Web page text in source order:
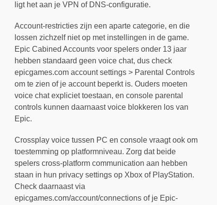
ligt het aan je VPN of DNS-configuratie.
Account-restricties zijn een aparte categorie, en die
lossen zichzelf niet op met instellingen in de game.
Epic Cabined Accounts voor spelers onder 13 jaar
hebben standaard geen voice chat, dus check
epicgames.com account settings > Parental Controls
om te zien of je account beperkt is. Ouders moeten
voice chat expliciet toestaan, en console parental
controls kunnen daarnaast voice blokkeren los van
Epic.
Crossplay voice tussen PC en console vraagt ook om
toestemming op platformniveau. Zorg dat beide
spelers cross-platform communication aan hebben
staan in hun privacy settings op Xbox of PlayStation.
Check daarnaast via
epicgames.com/account/connections of je Epic-